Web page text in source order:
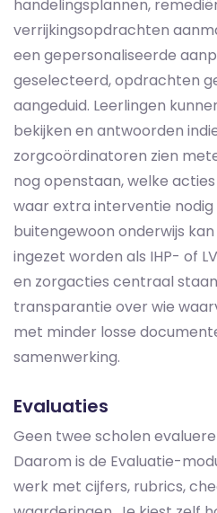
handelingsplannen,
verrijkingsopdrachten
een gepersonaliseerde
geselecteerd, opdrachten
aangeduid. Leerlingen
bekijken en antwoorden
zorgcoördinatoren zien
nog openstaan, welke
waar extra interventie nodig
buitengewoon onderwijs
ingezet worden als IHP- of
en zorgacties centraal
transparantie over wie
met minder losse
samenwerking.
Evaluaties
Geen twee scholen
Daarom is de Evaluatie-
werk met cijfers, rubrics,